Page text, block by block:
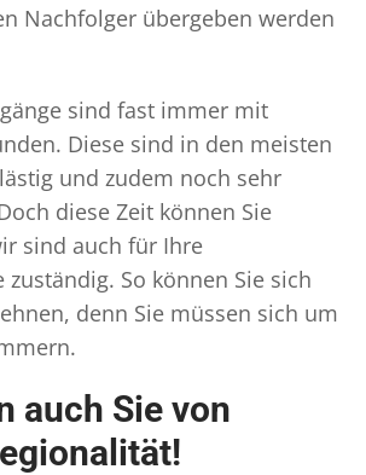
Nachfolger übergeben werden
sind fast immer mit
Diese sind in den meisten
und zudem noch sehr
diese Zeit können Sie
sind auch für Ihre
zuständig. So können Sie sich
denn Sie müssen sich um
auch Sie von